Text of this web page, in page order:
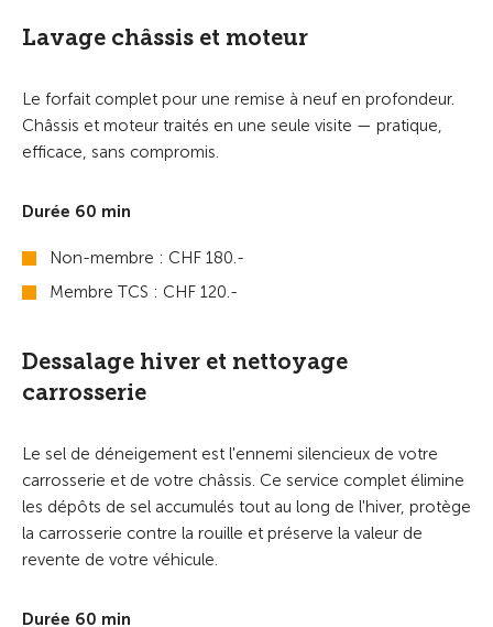
Lavage châssis et moteur
Le forfait complet pour une remise à neuf en profondeur.
Châssis et moteur traités en une seule visite — pratique,
efficace, sans compromis.
Durée 60 min
Non-membre : CHF 180.-
Membre TCS : CHF 120.-
Dessalage hiver et nettoyage
carrosserie
Le sel de déneigement est l'ennemi silencieux de votre
carrosserie et de votre châssis. Ce service complet élimine
les dépôts de sel accumulés tout au long de l'hiver, protège
la carrosserie contre la rouille et préserve la valeur de
revente de votre véhicule.
Durée 60 min